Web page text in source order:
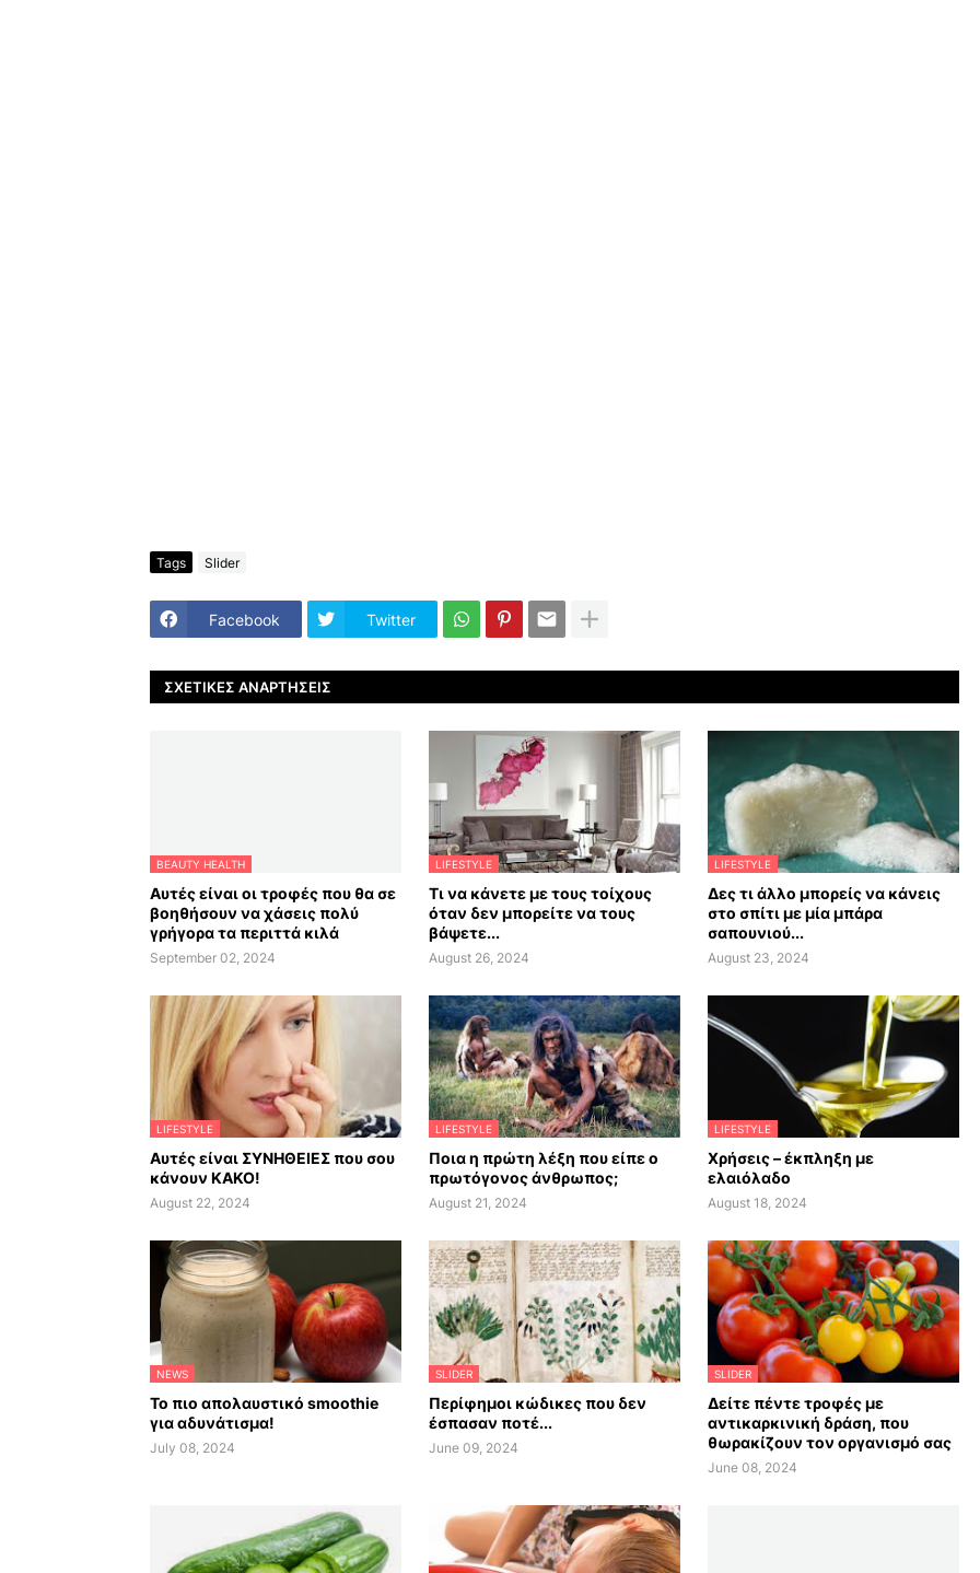
Tags Slider
Facebook Twitter
ΣΧΕΤΙΚΈΣ ΑΝΑΡΤΉΣΕΙΣ
BEAUTY HEALTH
Αυτές είναι οι τροφές που θα σε
βοηθήσουν να χάσεις πολύ
γρήγορα τα περιττά κιλά
September 02, 2024
LIFESTYLE
Τι να κάνετε με τους τοίχους
όταν δεν μπορείτε να τους
βάψετε...
August 26, 2024
LIFESTYLE
Δες τι άλλο μπορείς να κάνεις
στο σπίτι με μία μπάρα
σαπουνιού...
August 23, 2024
LIFESTYLE
Αυτές είναι ΣΥΝΗΘΕΙΕΣ που σου
κάνουν ΚΑΚΟ!
August 22, 2024
LIFESTYLE
Ποια η πρώτη λέξη που είπε ο
πρωτόγονος άνθρωπος;
August 21, 2024
LIFESTYLE
Χρήσεις – έκπληξη με
ελαιόλαδο
August 18, 2024
NEWS
Το πιο απολαυστικό smoothie
για αδυνάτισμα!
July 08, 2024
SLIDER
Περίφημοι κώδικες που δεν
έσπασαν ποτέ...
June 09, 2024
SLIDER
Δείτε πέντε τροφές με
αντικαρκινική δράση, που
θωρακίζουν τον οργανισμό σας
June 08, 2024